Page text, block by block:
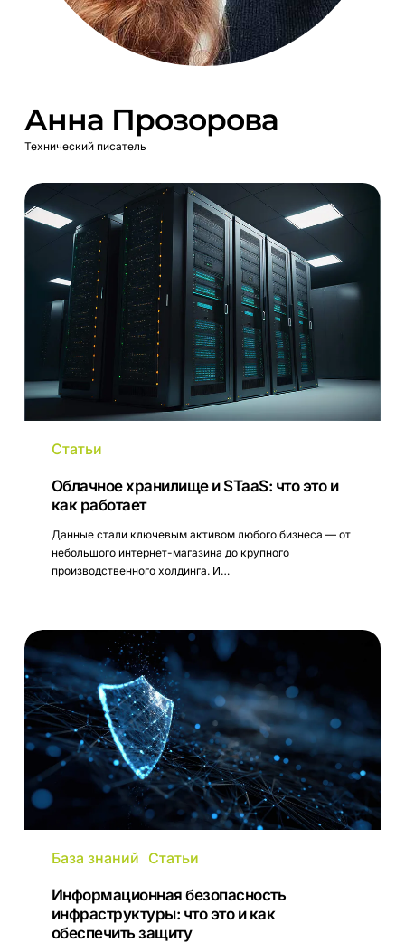
Анна Прозорова
Технический писатель
Облачное
хранилище
работает
Статьи
Облачное хранилище и STaaS: что это и
как работает
Данные стали ключевым активом любого бизнеса — от
небольшого интернет-магазина до крупного
производственного холдинга. И…
Информационная
безопасность
инфраструктуры:
что
это
и
как
обеспечить
защиту
База знаний Статьи
Информационная безопасность
инфраструктуры: что это и как
обеспечить защиту